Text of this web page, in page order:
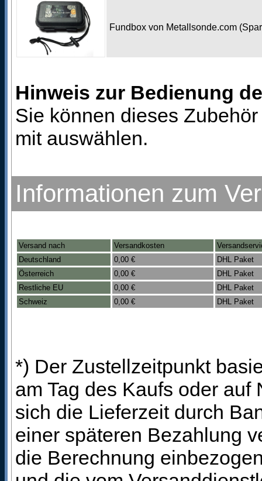
Fundbox von Metallsonde.com
Hinweis zur Bedienung
Sie können dieses
mit auswählen.
Informationen zum
Versand nach Versandkosten
Deutschland
0,00 €
DHL Paket
Österreich
0,00 €
DHL Paket
Restliche EU
0,00 €
DHL Paket
Schweiz
0,00 € DHL Paket
*) Der Zustellzeitpunkt
am Tag des Kaufs oder
sich die Lieferzeit durch
einer späteren Bezahlung
die Berechnung